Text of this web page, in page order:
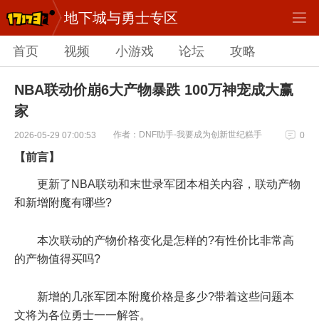
地下城与勇士专区
首页 视频 小游戏 论坛 攻略
NBA联动价崩6大产物暴跌 100万神宠成大赢
家
2026-05-29 07:00:53 作者：DNF助手-我要成为创新世纪糕手 0
【前言】
更新了NBA联动和末世录军团本相关内容，联动产物
和新增附魔有哪些?
本次联动的产物价格变化是怎样的?有性价比非常高
的产物值得买吗?
新增的几张军团本附魔价格是多少?带着这些问题本
文将为各位勇士一一解答。